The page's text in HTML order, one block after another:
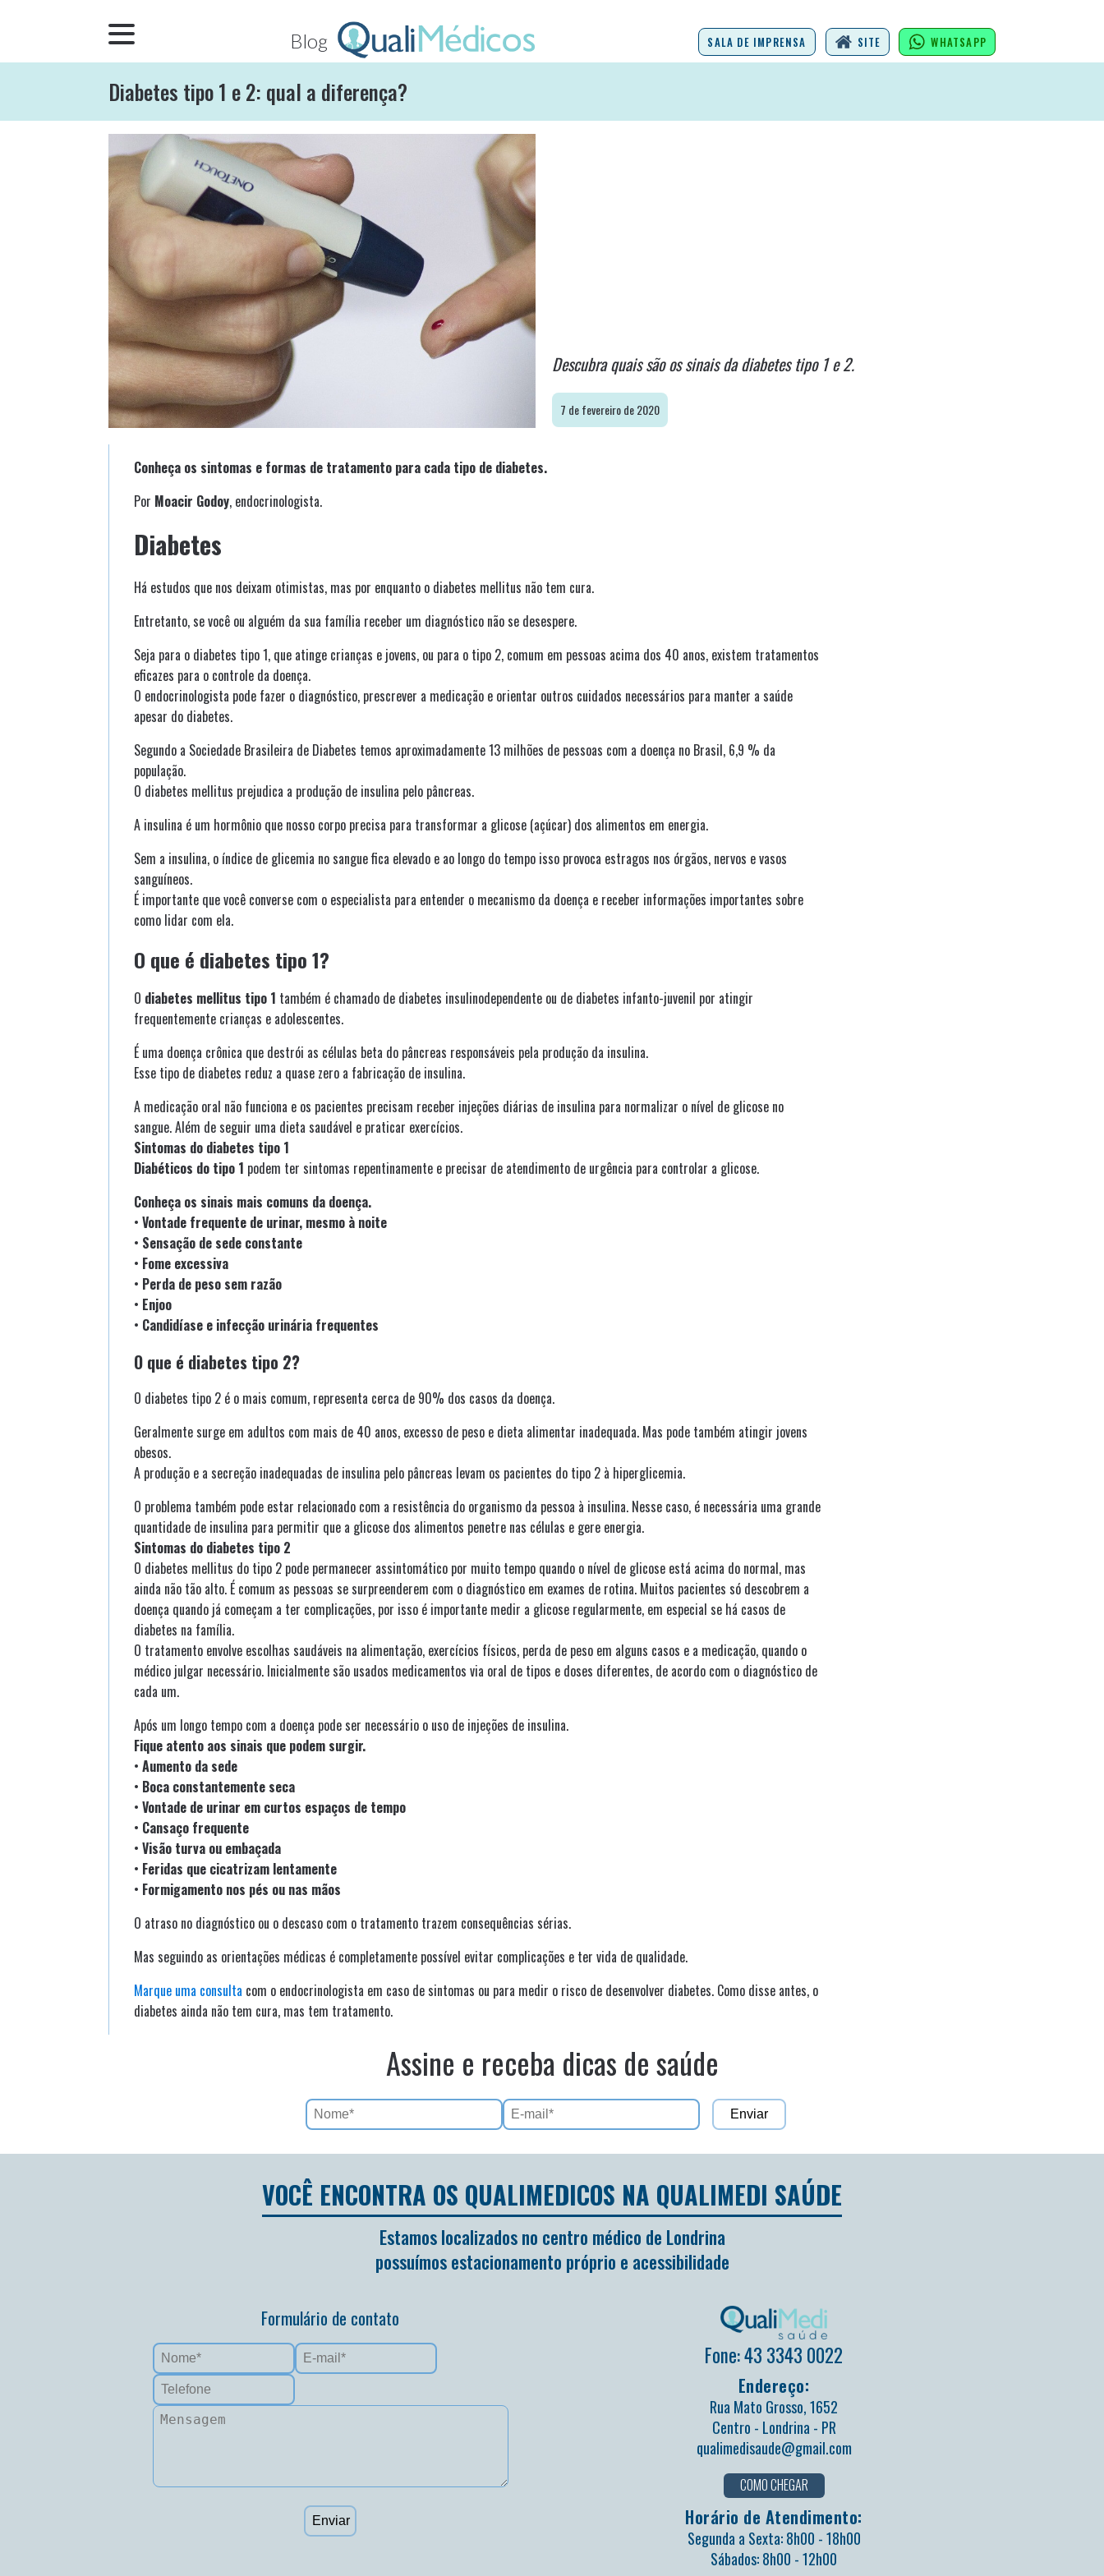
Blog SALA DE IMPRENSA SITE WHATSAPP
Diabetes tipo 1 e 2: qual a diferença?
Descubra quais são os sinais da diabetes tipo 1 e 2.
7 de fevereiro de 2020
Conheça os sintomas e formas de tratamento para cada tipo de diabetes.
Por Moacir Godoy, endocrinologista.
Diabetes
Há estudos que nos deixam otimistas, mas por enquanto o diabetes mellitus não tem cura.
Entretanto, se você ou alguém da sua família receber um diagnóstico não se desespere.
Seja para o diabetes tipo 1, que atinge crianças e jovens, ou para o tipo 2, comum em pessoas acima dos 40 anos, existem tratamentos
eficazes para o controle da doença.
O endocrinologista pode fazer o diagnóstico, prescrever a medicação e orientar outros cuidados necessários para manter a saúde
apesar do diabetes.
Segundo a Sociedade Brasileira de Diabetes temos aproximadamente 13 milhões de pessoas com a doença no Brasil, 6,9 % da
população.
O diabetes mellitus prejudica a produção de insulina pelo pâncreas.
A insulina é um hormônio que nosso corpo precisa para transformar a glicose (açúcar) dos alimentos em energia.
Sem a insulina, o índice de glicemia no sangue fica elevado e ao longo do tempo isso provoca estragos nos órgãos, nervos e vasos
sanguíneos.
É importante que você converse com o especialista para entender o mecanismo da doença e receber informações importantes sobre
como lidar com ela.
O que é diabetes tipo 1?
O diabetes mellitus tipo 1 também é chamado de diabetes insulinodependente ou de diabetes infanto-juvenil por atingir
frequentemente crianças e adolescentes.
É uma doença crônica que destrói as células beta do pâncreas responsáveis pela produção da insulina.
Esse tipo de diabetes reduz a quase zero a fabricação de insulina.
A medicação oral não funciona e os pacientes precisam receber injeções diárias de insulina para normalizar o nível de glicose no
sangue. Além de seguir uma dieta saudável e praticar exercícios.
Sintomas do diabetes tipo 1
Diabéticos do tipo 1 podem ter sintomas repentinamente e precisar de atendimento de urgência para controlar a glicose.
Conheça os sinais mais comuns da doença.
• Vontade frequente de urinar, mesmo à noite
• Sensação de sede constante
• Fome excessiva
• Perda de peso sem razão
• Enjoo
• Candidíase e infecção urinária frequentes
O que é diabetes tipo 2?
O diabetes tipo 2 é o mais comum, representa cerca de 90% dos casos da doença.
Geralmente surge em adultos com mais de 40 anos, excesso de peso e dieta alimentar inadequada. Mas pode também atingir jovens
obesos.
A produção e a secreção inadequadas de insulina pelo pâncreas levam os pacientes do tipo 2 à hiperglicemia.
O problema também pode estar relacionado com a resistência do organismo da pessoa à insulina. Nesse caso, é necessária uma grande
quantidade de insulina para permitir que a glicose dos alimentos penetre nas células e gere energia.
Sintomas do diabetes tipo 2
O diabetes mellitus do tipo 2 pode permanecer assintomático por muito tempo quando o nível de glicose está acima do normal, mas
ainda não tão alto. É comum as pessoas se surpreenderem com o diagnóstico em exames de rotina. Muitos pacientes só descobrem a
doença quando já começam a ter complicações, por isso é importante medir a glicose regularmente, em especial se há casos de
diabetes na família.
O tratamento envolve escolhas saudáveis na alimentação, exercícios físicos, perda de peso em alguns casos e a medicação, quando o
médico julgar necessário. Inicialmente são usados medicamentos via oral de tipos e doses diferentes, de acordo com o diagnóstico de
cada um.
Após um longo tempo com a doença pode ser necessário o uso de injeções de insulina.
Fique atento aos sinais que podem surgir.
• Aumento da sede
• Boca constantemente seca
• Vontade de urinar em curtos espaços de tempo
• Cansaço frequente
• Visão turva ou embaçada
• Feridas que cicatrizam lentamente
• Formigamento nos pés ou nas mãos
O atraso no diagnóstico ou o descaso com o tratamento trazem consequências sérias.
Mas seguindo as orientações médicas é completamente possível evitar complicações e ter vida de qualidade.
Marque uma consulta com o endocrinologista em caso de sintomas ou para medir o risco de desenvolver diabetes. Como disse antes, o
diabetes ainda não tem cura, mas tem tratamento.
Assine e receba dicas de saúde
VOCÊ ENCONTRA OS QUALIMEDICOS NA QUALIMEDI SAÚDE
Estamos localizados no centro médico de Londrina
possuímos estacionamento próprio e acessibilidade
Formulário de contato
Fone: 43 3343 0022
Endereço:
Rua Mato Grosso, 1652
Centro - Londrina - PR
qualimedisaude@gmail.com
COMO CHEGAR
Horário de Atendimento:
Segunda a Sexta: 8h00 - 18h00
Sábados: 8h00 - 12h00